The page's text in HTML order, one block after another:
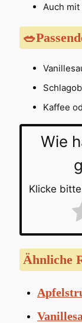
Auch
Kaffee
Wie
Klicke
Ähnliche